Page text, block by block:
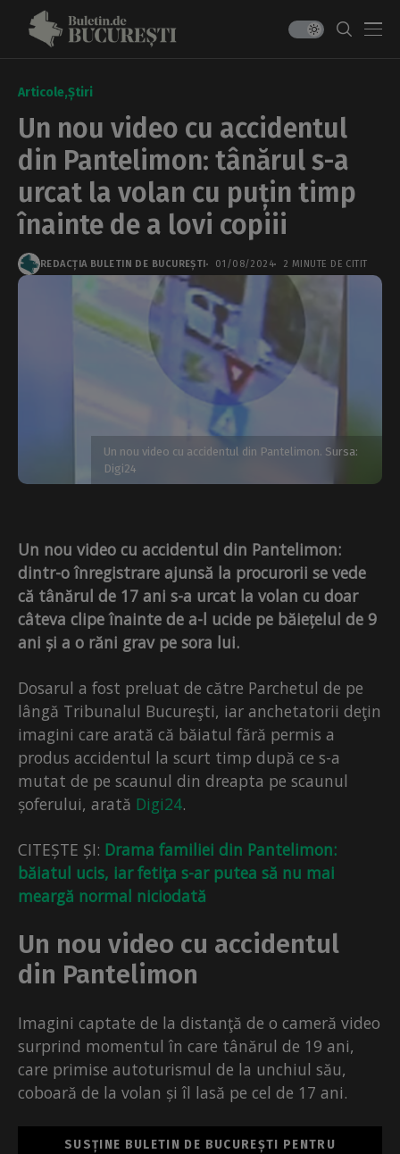
Articole Știri
Un nou video cu accidentul
din Pantelimon: tânărul s-a
urcat la volan cu puțin timp
înainte de a lovi copiii
REDACȚIA BULETIN DE BUCUREȘTI 01/08/2024 2 MINUTE DE CITIT
Un nou video cu accidentul din Pantelimon. Sursa:
Digi24
Un nou video cu accidentul din Pantelimon:
dintr-o înregistrare ajunsă la procurorii se vede
că tânărul de 17 ani s-a urcat la volan cu doar
câteva clipe înainte de a-l ucide pe băiețelul de 9
ani și a o răni grav pe sora lui.
Dosarul a fost preluat de către Parchetul de pe
lângă Tribunalul Bucureşti, iar anchetatorii deţin
imagini care arată că băiatul fără permis a
produs accidentul la scurt timp după ce s-a
mutat de pe scaunul din dreapta pe scaunul
șoferului, arată Digi24.
CITEȘTE ȘI: Drama familiei din Pantelimon:
băiatul ucis, iar fetiţa s-ar putea să nu mai
meargă normal niciodată
Un nou video cu accidentul
din Pantelimon
Imagini captate de la distanţă de o cameră video
surprind momentul în care tânărul de 19 ani,
care primise autoturismul de la unchiul său,
coboară de la volan și îl lasă pe cel de 17 ani.
SUSȚINE BULETIN DE BUCUREȘTI PENTRU